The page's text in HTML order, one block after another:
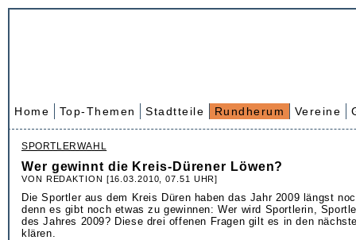
Home Top-Themen Stadtteile Rundherum Vereine
SPORTLERWAHL
Wer gewinnt die Kreis-Dürener Löwen?
VON REDAKTION [16.03.2010, 07.51 UHR]
Die Sportler aus dem Kreis Düren haben das Jahr 2009 längst
denn es gibt noch etwas zu gewinnen: Wer wird Sportlerin,
des Jahres 2009? Diese drei offenen Fragen gilt es in den
klären.